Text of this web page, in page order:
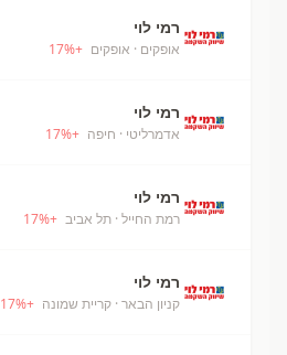
רמי לוי
אופקים · אופקים +
17%
רמי לוי
אדמרליטי · חיפה +
17%
רמי לוי
רמת החייל · תל אביב +
17%
רמי לוי
קניון הבאר · קריית שמונה +
17%